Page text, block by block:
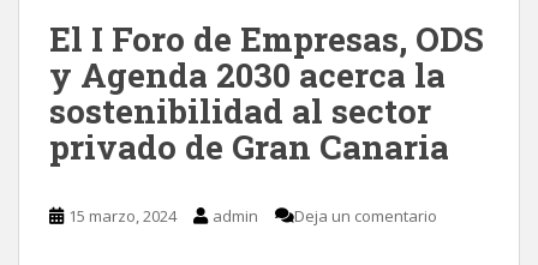
El I Foro de Empresas, ODS
y Agenda 2030 acerca la
sostenibilidad al sector
privado de Gran Canaria
15 marzo, 2024 admin Deja un comentario